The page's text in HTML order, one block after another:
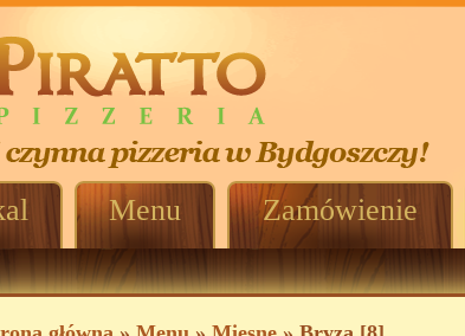
Menu Zamówienie